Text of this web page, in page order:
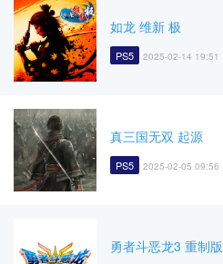
如龙 维新 极
PS5 2025-02-14 19:51
真三国无双 起源
PS5 2025-02-05 09:56
勇者斗恶龙3 重制版